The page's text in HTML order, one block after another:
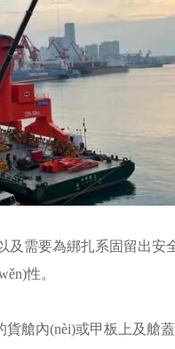
及需要為綁扎系固留出安
。
內(nèi)或甲板上及艙蓋